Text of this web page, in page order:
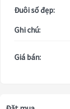
Đuôi số đẹp:
Ghi chú:
Giá bán: